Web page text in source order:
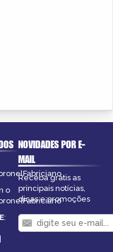
o
:
|
NOVIDADES POR E-
MAIL
Receba grátis as
principais notícias,
dicas e promoções